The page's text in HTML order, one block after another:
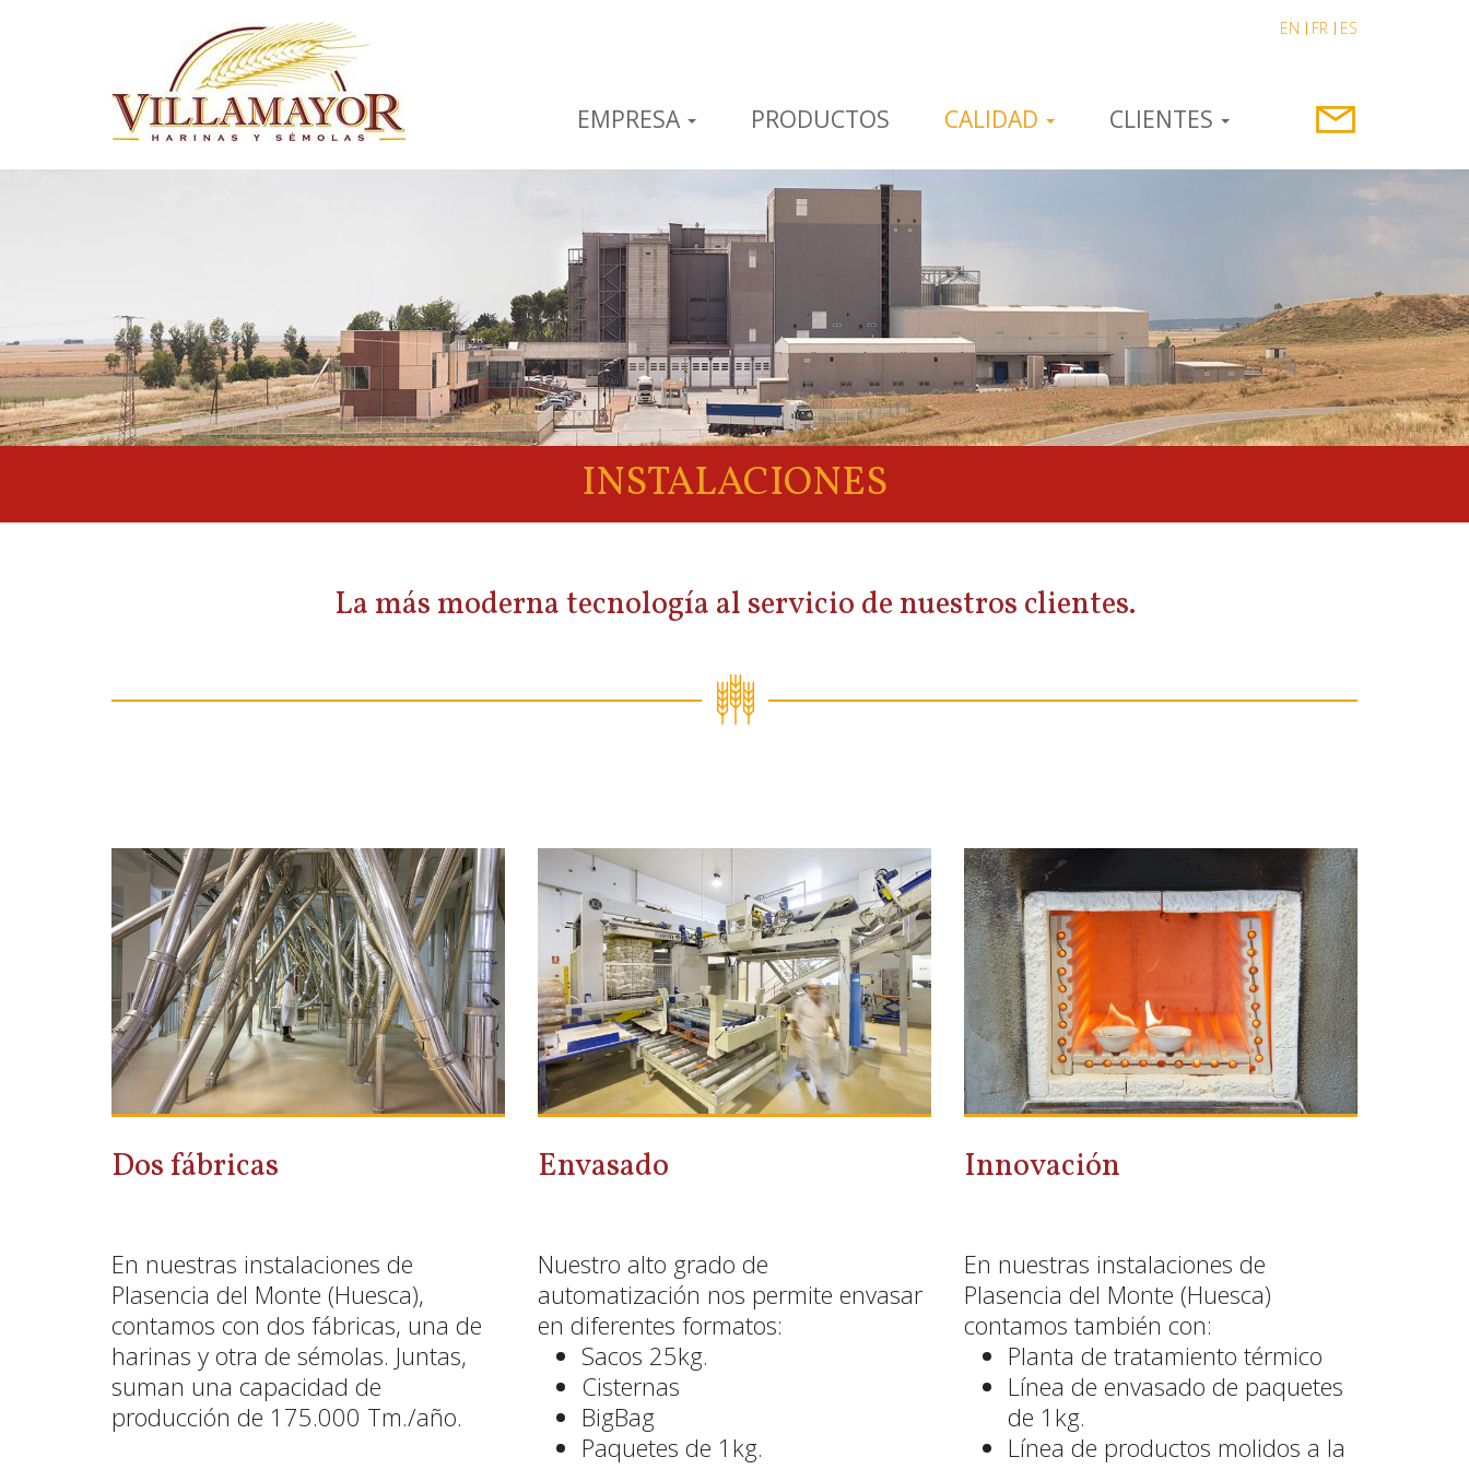
Pasar al contenido principal EN FR ES
EMPRESA PRODUCTOS CALIDAD CLIENTES
INSTALACIONES
La más moderna tecnología al servicio de nuestros clientes.
Dos fábricas
En nuestras instalaciones de
Plasencia del Monte (Huesca),
contamos con dos fábricas, una de
harinas y otra de sémolas. Juntas,
suman una capacidad de
producción de 175.000 Tm./año.
Envasado
Nuestro alto grado de
automatización nos permite envasar
en diferentes formatos:
Sacos 25kg.
Cisternas
BigBag
Paquetes de 1kg.
Innovación
En nuestras instalaciones de
Plasencia del Monte (Huesca)
contamos también con:
Planta de tratamiento térmico
Línea de envasado de paquetes
de 1kg.
Línea de productos molidos a la